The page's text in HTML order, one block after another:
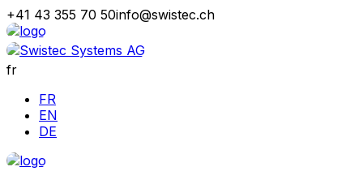
+41 43 355 70 50info@swistec.ch
fr
FR
EN
DE